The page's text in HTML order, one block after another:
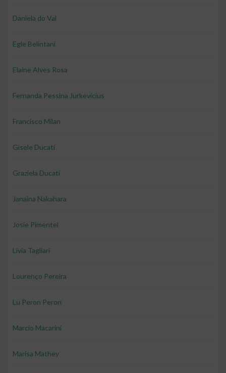
Daniela do Val
Egle Belintani
Elaine Alves Rosa
Fernanda Pessina Jurkevicius
Francisco Milan
Gisele Ducati
Graziela Ducati
Janaina Nakahara
Josie Pimentel
Livia Tagliari
Lourenço Pereira
Lu Peron Peron
Marcio Macarini
Marisa Mathey